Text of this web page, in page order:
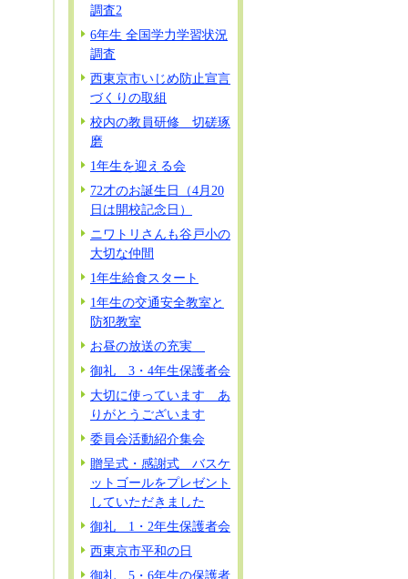
調査2
6年生 全国学力学習状況
調査
西東京市いじめ防止宣言
づくりの取組
校内の教員研修 切磋琢
磨
1年生を迎える会
72才のお誕生日（4月20
日は開校記念日）
ニワトリさんも谷戸小の
大切な仲間
1年生給食スタート
1年生の交通安全教室と
防犯教室
お昼の放送の充実
御礼 3・4年生保護者会
大切に使っています あ
りがとうございます
委員会活動紹介集会
贈呈式・感謝式 バスケ
ットゴールをプレゼント
していただきました
御礼 1・2年生保護者会
西東京市平和の日
御礼 5・6年生の保護者